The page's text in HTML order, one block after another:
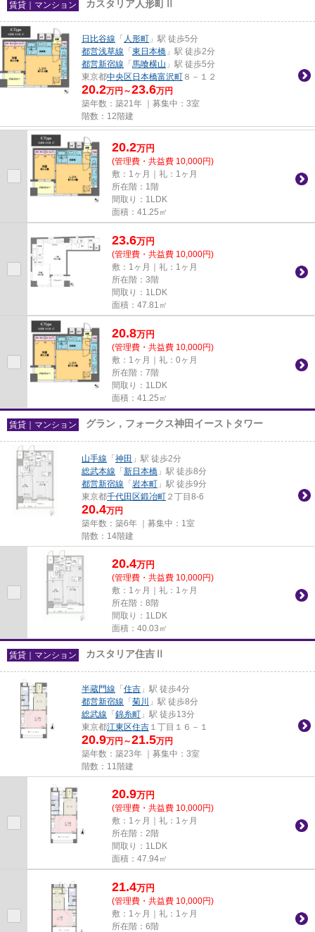
賃貸｜マンション カスタリア人形町Ⅱ
日比谷線 「 人形町 」駅 徒歩5分
都営浅草線 「 東日本橋 」駅 徒歩2分
都営新宿線 「 馬喰横山 」駅 徒歩5分
東京都中央区 日本橋富沢町 ８－１２
20.2万円～23.6万円
築年数：築21年 ｜募集中： 3室
階数：12階建
20.2万円
(管理費・共益費 10,000円)
敷：1ヶ月｜礼：1ヶ月
所在階：1階
間取り：1LDK
面積：41.25㎡
23.6万円
(管理費・共益費 10,000円)
敷：1ヶ月｜礼：1ヶ月
所在階：3階
間取り：1LDK
面積：47.81㎡
20.8万円
(管理費・共益費 10,000円)
敷：1ヶ月｜礼：0ヶ月
所在階：7階
間取り：1LDK
面積：41.25㎡
賃貸｜マンション グラン，フォークス神田イーストタワー
山手線 「 神田 」駅 徒歩2分
総武本線 「 新日本橋 」駅 徒歩8分
都営新宿線 「 岩本町 」駅 徒歩9分
東京都千代田区鍛冶町 ２丁目8-6
20.4万円
築年数：築6年 ｜募集中： 1室
階数：14階建
20.4万円
(管理費・共益費 10,000円)
敷：1ヶ月｜礼：1ヶ月
所在階：8階
間取り：1LDK
面積：40.03㎡
賃貸｜マンション カスタリア住吉Ⅱ
半蔵門線 「 住吉 」駅 徒歩4分
都営新宿線 「 菊川
」駅 徒歩8分
総武線 「 錦糸町 」駅 徒歩13分
東京都江東区住吉 １丁目１６－１
20.9万円～21.5万円
築年数：築23年 ｜募集中： 3室
階数：11階建
20.9万円
(管理費・共益費 10,000円)
敷：1ヶ月｜礼：1ヶ月
所在階：2階
間取り：1LDK
面積：47.94㎡
21.4万円
(管理費・共益費 10,000円)
敷：1ヶ月｜礼：1ヶ月
所在階：6階